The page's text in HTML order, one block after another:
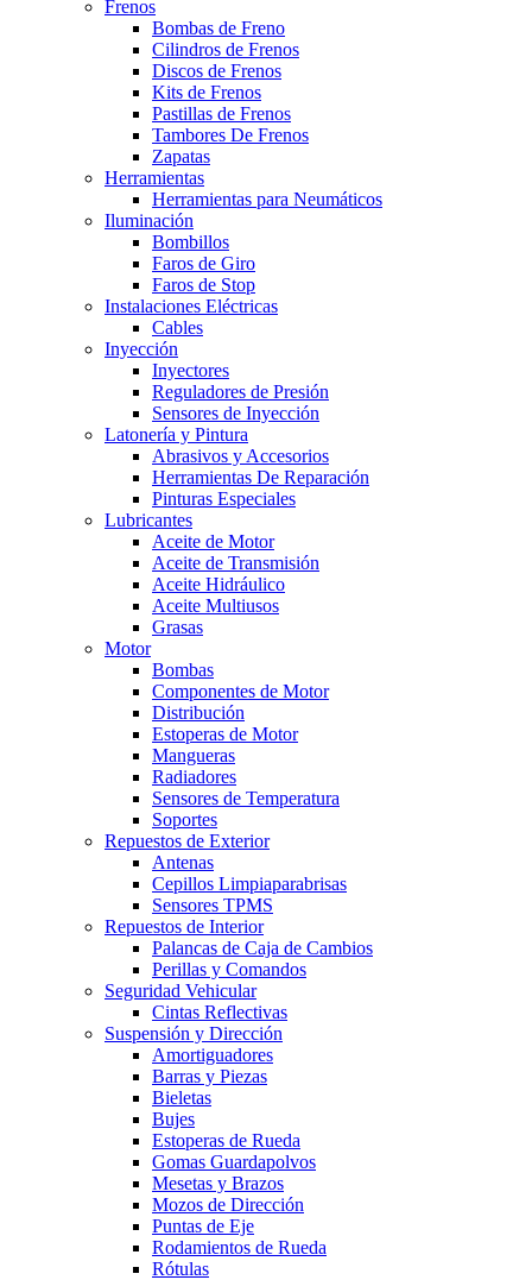
Frenos
Bombas de Freno
Cilindros de Frenos
Discos de Frenos
Kits de Frenos
Pastillas de Frenos
Tambores De Frenos
Zapatas
Herramientas
Herramientas para Neumáticos
Iluminación
Bombillos
Faros de Giro
Faros de Stop
Instalaciones Eléctricas
Cables
Inyección
Inyectores
Reguladores de Presión
Sensores de Inyección
Latonería y Pintura
Abrasivos y Accesorios
Herramientas De Reparación
Pinturas Especiales
Lubricantes
Aceite de Motor
Aceite de Transmisión
Aceite Hidráulico
Aceite Multiusos
Grasas
Motor
Bombas
Componentes de Motor
Distribución
Estoperas de Motor
Mangueras
Radiadores
Sensores de Temperatura
Soportes
Repuestos de Exterior
Antenas
Cepillos Limpiaparabrisas
Sensores TPMS
Repuestos de Interior
Palancas de Caja de Cambios
Perillas y Comandos
Seguridad Vehicular
Cintas Reflectivas
Suspensión y Dirección
Amortiguadores
Barras y Piezas
Bieletas
Bujes
Estoperas de Rueda
Gomas Guardapolvos
Mesetas y Brazos
Mozos de Dirección
Puntas de Eje
Rodamientos de Rueda
Rótulas